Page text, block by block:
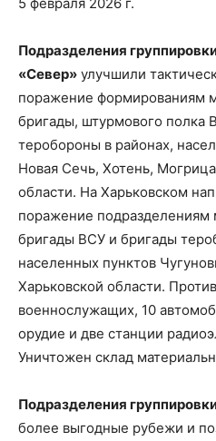
Подразделения
«Север» улучшили
поражение формированиям
бригады, штурмового полка
теробороны в районах,
Новая Сечь, Хотень,
области. На Харьковском
поражение подразделениям
бригады ВСУ и бригады
населенных пунктов
Харьковской области.
военнослужащих, 10
орудие и две станции
Уничтожен склад
Подразделения
более выгодные рубежи и